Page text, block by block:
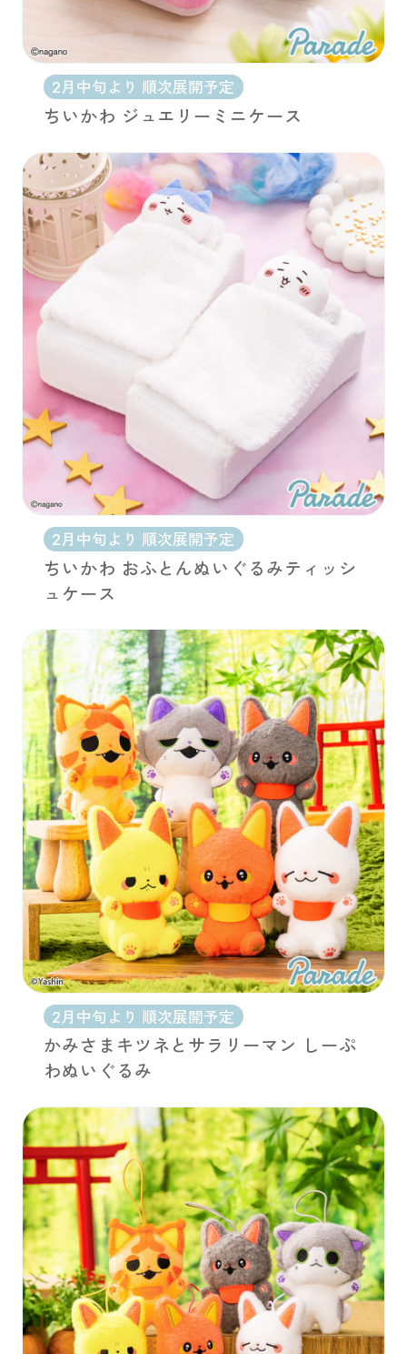
2月中旬より 順次展開予定
ちいかわ ジュエリーミニケース
2月中旬より 順次展開予定
ちいかわ おふとんぬいぐるみティッシ
ュケース
2月中旬より 順次展開予定
かみさまキツネとサラリーマン しーぷ
わぬいぐるみ